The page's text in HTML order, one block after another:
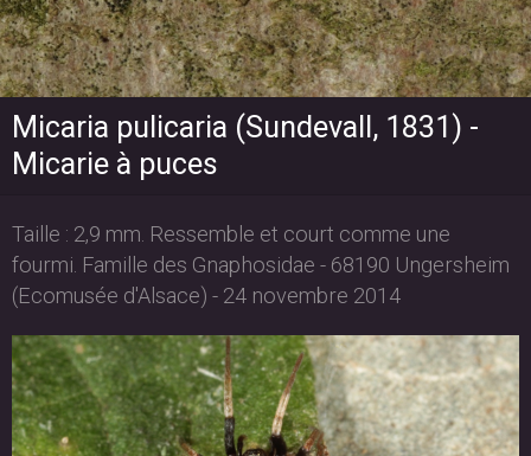
Micaria pulicaria (Sundevall, 1831) -
Micarie à puces
Taille : 2,9 mm. Ressemble et court comme une
fourmi. Famille des Gnaphosidae - 68190 Ungersheim
(Ecomusée d'Alsace) - 24 novembre 2014